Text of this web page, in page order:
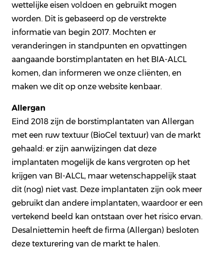
wettelijke eisen voldoen en gebruikt mogen
worden. Dit is gebaseerd op de verstrekte
informatie van begin 2017. Mochten er
veranderingen in standpunten en opvattingen
aangaande borstimplantaten en het BIA-ALCL
komen, dan informeren we onze cliënten, en
maken we dit op onze website kenbaar.
Allergan
Eind 2018 zijn de borstimplantaten van Allergan
met een ruw textuur (BioCel textuur) van de markt
gehaald: er zijn aanwijzingen dat deze
implantaten mogelijk de kans vergroten op het
krijgen van BI-ALCL, maar wetenschappelijk staat
dit (nog) niet vast. Deze implantaten zijn ook meer
gebruikt dan andere implantaten, waardoor er een
vertekend beeld kan ontstaan over het risico ervan.
Desalniettemin heeft de firma (Allergan) besloten
deze texturering van de markt te halen.